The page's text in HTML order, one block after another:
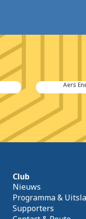
Aers
Club
Nieuws
Programma &
Supporters